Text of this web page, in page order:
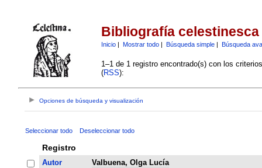
Bibliografía celestinesca
Inicio| Mostrar todo| Búsqueda simple| Búsqueda
1–1 de 1 registro encontrado(s) con los
(RSS):
Opciones de búsqueda y visualización
Seleccionar todo Deseleccionar todo
Registro
Autor
Valbuena, Olga Lucía